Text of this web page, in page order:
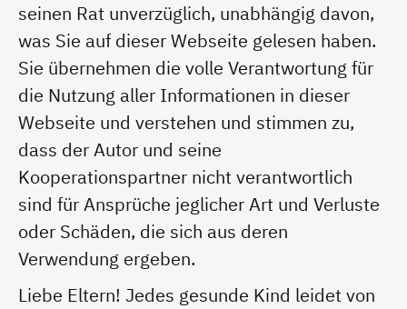
seinen Rat unverzüglich, unabhängig davon,
was Sie auf dieser Webseite gelesen haben.
Sie übernehmen die volle Verantwortung für
die Nutzung aller Informationen in dieser
Webseite und verstehen und stimmen zu,
dass der Autor und seine
Kooperationspartner nicht verantwortlich
sind für Ansprüche jeglicher Art und Verluste
oder Schäden, die sich aus deren
Verwendung ergeben.
Liebe Eltern! Jedes gesunde Kind leidet von